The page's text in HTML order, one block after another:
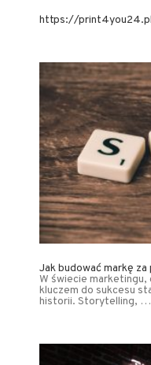
https://
Jak budować markę
W świecie
kluczem do sukcesu
historii. Storytelling, …